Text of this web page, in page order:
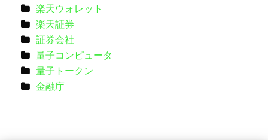
楽天ウォレット
楽天証券
証券会社
量子コンピュータ
量子トークン
金融庁